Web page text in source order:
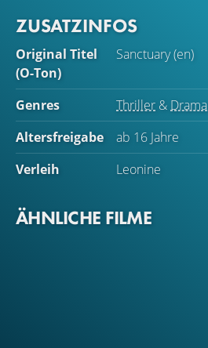
ZUSATZINFOS
Original Titel
(O-Ton)
Sanctuary (en)
Genres Thriller & Drama
Altersfreigabe
ab 16 Jahre
Verleih
Leonine
ÄHNLICHE FILME